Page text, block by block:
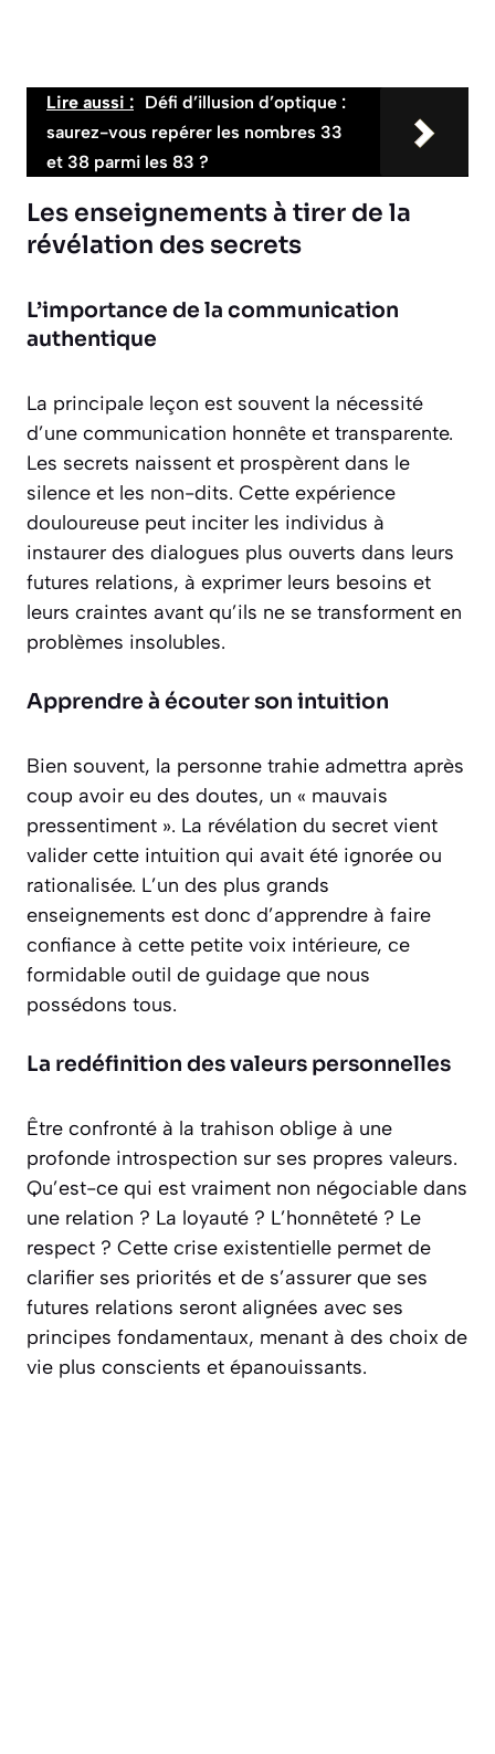
Lire aussi : Défi d’illusion d’optique :
saurez-vous repérer les nombres 33
et 38 parmi les 83 ?
Les enseignements à tirer de la
révélation des secrets
L’importance de la communication
authentique
La principale leçon est souvent la nécessité
d’une communication honnête et transparente.
Les secrets naissent et prospèrent dans le
silence et les non-dits. Cette expérience
douloureuse peut inciter les individus à
instaurer des dialogues plus ouverts dans leurs
futures relations, à exprimer leurs besoins et
leurs craintes avant qu’ils ne se transforment en
problèmes insolubles.
Apprendre à écouter son intuition
Bien souvent, la personne trahie admettra après
coup avoir eu des doutes, un « mauvais
pressentiment ». La révélation du secret vient
valider cette intuition qui avait été ignorée ou
rationalisée. L’un des plus grands
enseignements est donc d’apprendre à faire
confiance à cette petite voix intérieure, ce
formidable outil de guidage que nous
possédons tous.
La redéfinition des valeurs personnelles
Être confronté à la trahison oblige à une
profonde introspection sur ses propres valeurs.
Qu’est-ce qui est vraiment non négociable dans
une relation ? La loyauté ? L’honnêteté ? Le
respect ? Cette crise existentielle permet de
clarifier ses priorités et de s’assurer que ses
futures relations seront alignées avec ses
principes fondamentaux, menant à des choix de
vie plus conscients et épanouissants.